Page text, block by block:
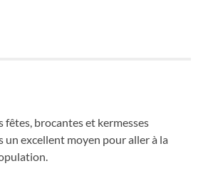
fêtes, brocantes et kermesses
un excellent moyen pour aller à la